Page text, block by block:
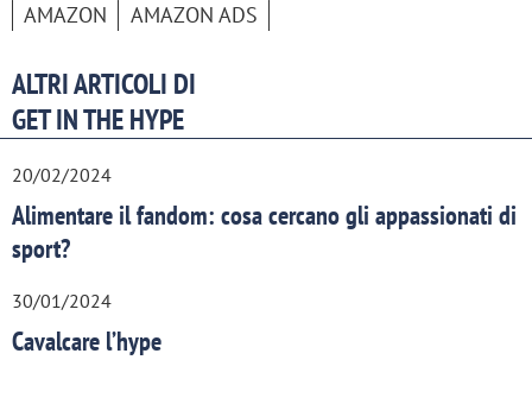
AMAZON AMAZON ADS
ALTRI ARTICOLI DI
GET IN THE HYPE
20/02/2024
Alimentare il fandom: cosa cercano gli appassionati di
sport?
30/01/2024
Cavalcare l’hype